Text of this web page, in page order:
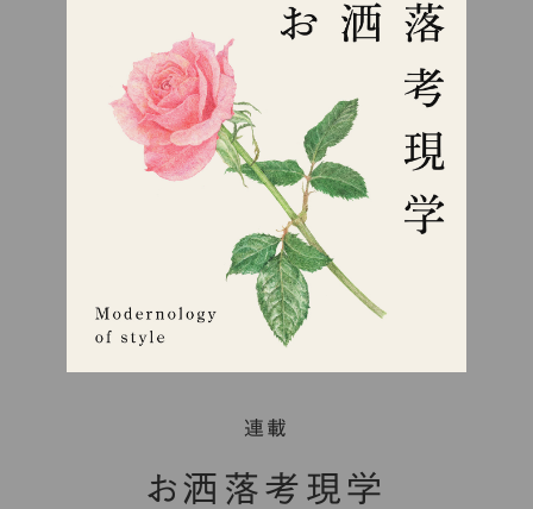
連載
お洒落考現学